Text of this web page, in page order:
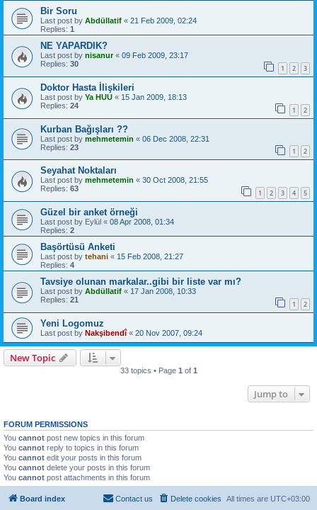
Bir Soru
Last post by Abdüllatif « 21 Feb 2009, 02:24
Replies: 1
NE YAPARDIK?
Last post by nisanur« 09 Feb 2009, 23:17
Replies: 30 1 2 3
Doktor Hasta İlişkileri
Last post by Ya HUU « 15 Jan 2009, 18:13
Replies: 24 1 2
Kurban Bağışları ??
Last post by mehmetemin « 06 Dec 2008, 22:31
Replies: 23 1 2
Seyahat Noktaları
Last post by mehmetemin « 30 Oct 2008, 21:55
Replies: 63 1 2 3 4 5
Güzel bir anket örneği
Last post by Eylül « 08 Apr 2008, 01:34
Replies: 2
Başörtüsü Anketi
Last post by tehani « 15 Feb 2008, 21:27
Replies: 4
Tavsiye olunan markalar..gibi bir liste var mı?
Last post by Abdüllatif « 17 Jan 2008, 10:33
Replies: 21 1 2
Yeni Logomuz
Last post by Nakşibendî« 20 Nov 2007, 09:24
New Topic
33 topics • Page 1 of 1
Jump to
FORUM PERMISSIONS
You cannot post new topics in this forum
You cannot reply to topics in this forum
You cannot edit your posts in this forum
You cannot delete your posts in this forum
You cannot post attachments in this forum
Board index All times are UTC+03:00
Delete cookies
Contact us